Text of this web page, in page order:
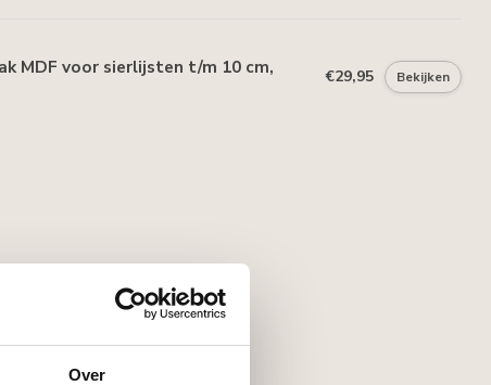
Over
MDF voor sierlijsten t/m 10 cm, €29,95 Bekijken